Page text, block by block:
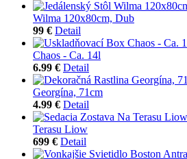
Wilma 120x80cm, Dub
99 € Detail
Chaos - Ca. 14l
6.99 € Detail
Georgína, 71cm
4.99 € Detail
Terasu Liow
699 € Detail